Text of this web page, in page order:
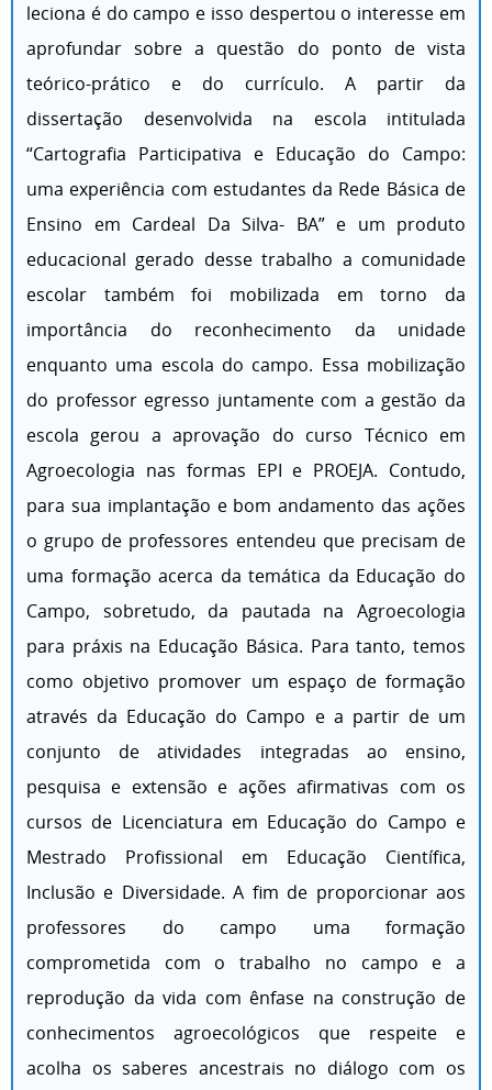
leciona é do campo e isso despertou o interesse em
aprofundar sobre a questão do ponto de vista
teórico-prático e do currículo. A partir da
dissertação desenvolvida na escola intitulada
“Cartografia Participativa e Educação do Campo:
uma experiência com estudantes da Rede Básica de
Ensino em Cardeal Da Silva- BA” e um produto
educacional gerado desse trabalho a comunidade
escolar também foi mobilizada em torno da
importância do reconhecimento da unidade
enquanto uma escola do campo. Essa mobilização
do professor egresso juntamente com a gestão da
escola gerou a aprovação do curso Técnico em
Agroecologia nas formas EPI e PROEJA. Contudo,
para sua implantação e bom andamento das ações
o grupo de professores entendeu que precisam de
uma formação acerca da temática da Educação do
Campo, sobretudo, da pautada na Agroecologia
para práxis na Educação Básica. Para tanto, temos
como objetivo promover um espaço de formação
através da Educação do Campo e a partir de um
conjunto de atividades integradas ao ensino,
pesquisa e extensão e ações afirmativas com os
cursos de Licenciatura em Educação do Campo e
Mestrado Profissional em Educação Científica,
Inclusão e Diversidade. A fim de proporcionar aos
professores do campo uma formação
comprometida com o trabalho no campo e a
reprodução da vida com ênfase na construção de
conhecimentos agroecológicos que respeite e
acolha os saberes ancestrais no diálogo com os